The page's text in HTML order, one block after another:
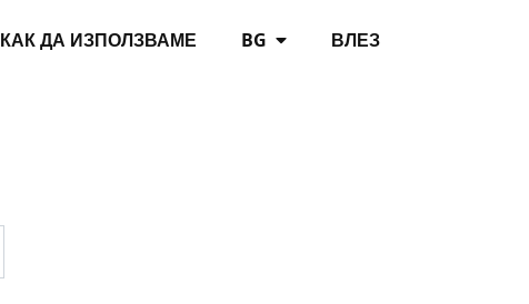
ВЛЕЗ
BG
КАК ДА ИЗПОЛЗВАМЕ